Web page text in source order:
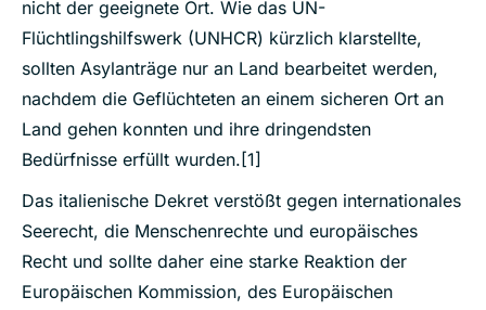
nicht der geeignete Ort. Wie das UN-
Flüchtlingshilfswerk (UNHCR) kürzlich klarstellte,
sollten Asylanträge nur an Land bearbeitet werden,
nachdem die Geflüchteten an einem sicheren Ort an
Land gehen konnten und ihre dringendsten
Bedürfnisse erfüllt wurden. [1]
Das italienische Dekret verstößt gegen internationales
Seerecht, die Menschenrechte und europäisches
Recht und sollte daher eine starke Reaktion der
Europäischen Kommission, des Europäischen